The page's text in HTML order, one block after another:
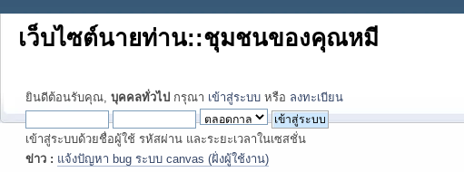
เว็บไซต์นายท่าน::ชุมชนของคุณหมี
ยินดีต้อนรับคุณ, บุคคลทั่วไป กรุณา เข้าสู่ระบบ หรือ ลงทะเบียน
เข้าสู่ระบบด้วยชื่อผู้ใช้ รหัสผ่าน และระยะเวลาในเซสชั่น
ข่าว : แจ้งปัญหา bug ระบบ canvas (ฝั่งผู้ใช้งาน)